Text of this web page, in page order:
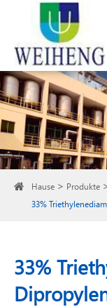
Hause Produkte
33%
33%